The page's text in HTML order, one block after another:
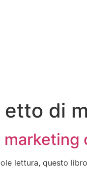
etto di
lettura, questo